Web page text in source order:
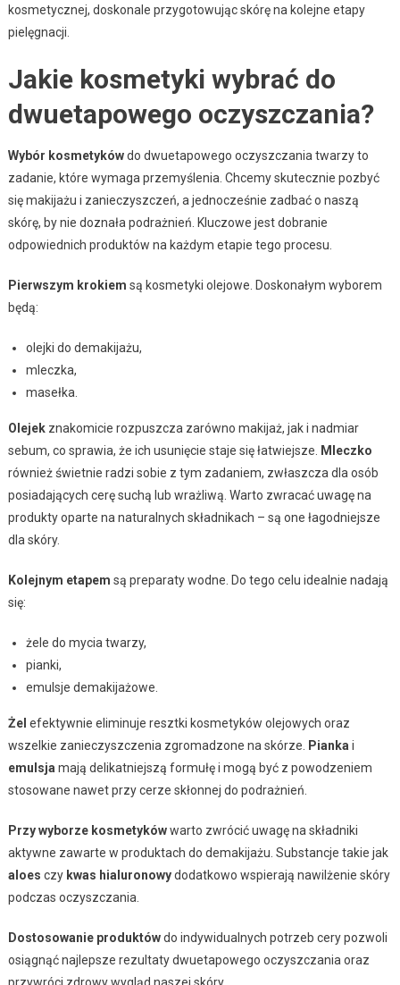
kosmetycznej, doskonale przygotowując skórę na kolejne etapy
pielęgnacji.
Jakie kosmetyki wybrać do
dwuetapowego oczyszczania?
Wybór kosmetykówdo dwuetapowego oczyszczania twarzy to
zadanie, które wymaga przemyślenia. Chcemy skutecznie pozbyć
się makijażu i zanieczyszczeń, a jednocześnie zadbać o naszą
skórę, by nie doznała podrażnień. Kluczowe jest dobranie
odpowiednich produktów na każdym etapie tego procesu.
Pierwszym krokiem są kosmetyki olejowe. Doskonałym wyborem
będą:
olejki do demakijażu,
mleczka,
masełka.
Olejekznakomicie rozpuszcza zarówno makijaż, jak i nadmiar
sebum, co sprawia, że ich usunięcie staje się łatwiejsze.
Mleczko
również świetnie radzi sobie z tym zadaniem, zwłaszcza dla osób
posiadających cerę suchą lub wrażliwą. Warto zwracać uwagę na
produkty oparte na naturalnych składnikach – są one łagodniejsze
dla skóry.
Kolejnym etapem są preparaty wodne. Do tego celu idealnie nadają
się:
żele do mycia twarzy,
pianki,
emulsje demakijażowe.
Żel efektywnie eliminuje resztki kosmetyków olejowych oraz
wszelkie zanieczyszczenia zgromadzone na skórze.
Pianka i
emulsja mają delikatniejszą formułę i mogą być z powodzeniem
stosowane nawet przy cerze skłonnej do podrażnień.
Przy wyborze kosmetykówwarto zwrócić uwagę na składniki
aktywne zawarte w produktach do demakijażu. Substancje takie jak
aloes czy kwas hialuronowydodatkowo wspierają nawilżenie skóry
podczas oczyszczania.
Dostosowanie produktówdo indywidualnych potrzeb cery pozwoli
osiągnąć najlepsze rezultaty dwuetapowego oczyszczania oraz
przywróci zdrowy wygląd naszej skóry.